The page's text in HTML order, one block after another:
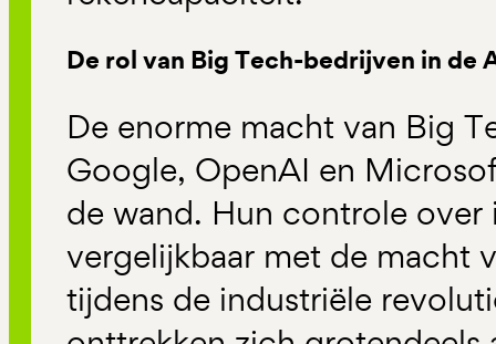
De rol van Big Tech-bedrijven in de
De enorme macht van Big
Google, OpenAI en
de wand. Hun controle
vergelijkbaar met de macht
tijdens de industriële